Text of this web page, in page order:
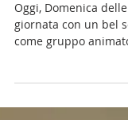
d’ordine
Oggi, Domenica
come gruppo